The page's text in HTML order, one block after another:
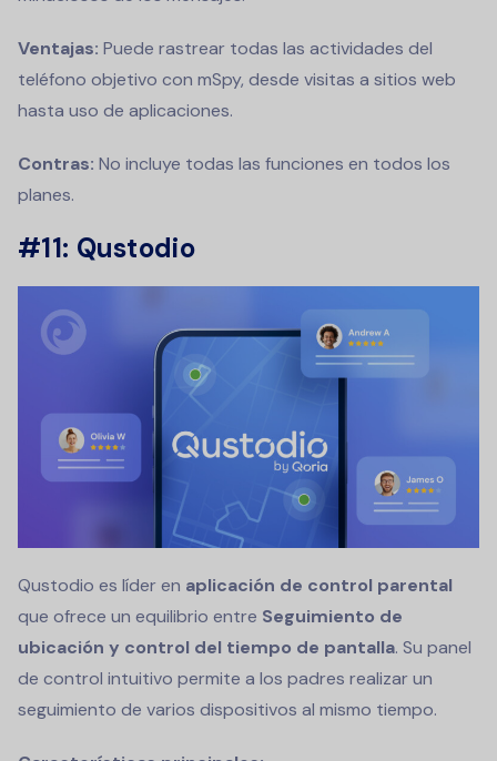
Ventajas: Puede rastrear todas las actividades del
teléfono objetivo con mSpy, desde visitas a sitios web
hasta uso de aplicaciones.
Contras: No incluye todas las funciones en todos los
planes.
#11: Qustodio
Qustodio es líder en aplicación de control parental
que ofrece un equilibrio entre Seguimiento de
ubicación y control del tiempo de pantalla. Su panel
de control intuitivo permite a los padres realizar un
seguimiento de varios dispositivos al mismo tiempo.